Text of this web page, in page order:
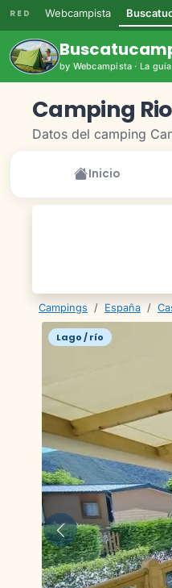
RED Webcampista
by Webcampista · La
Camping
Datos del camping
Inicio
Campings / España /
Lago / río
Anterior